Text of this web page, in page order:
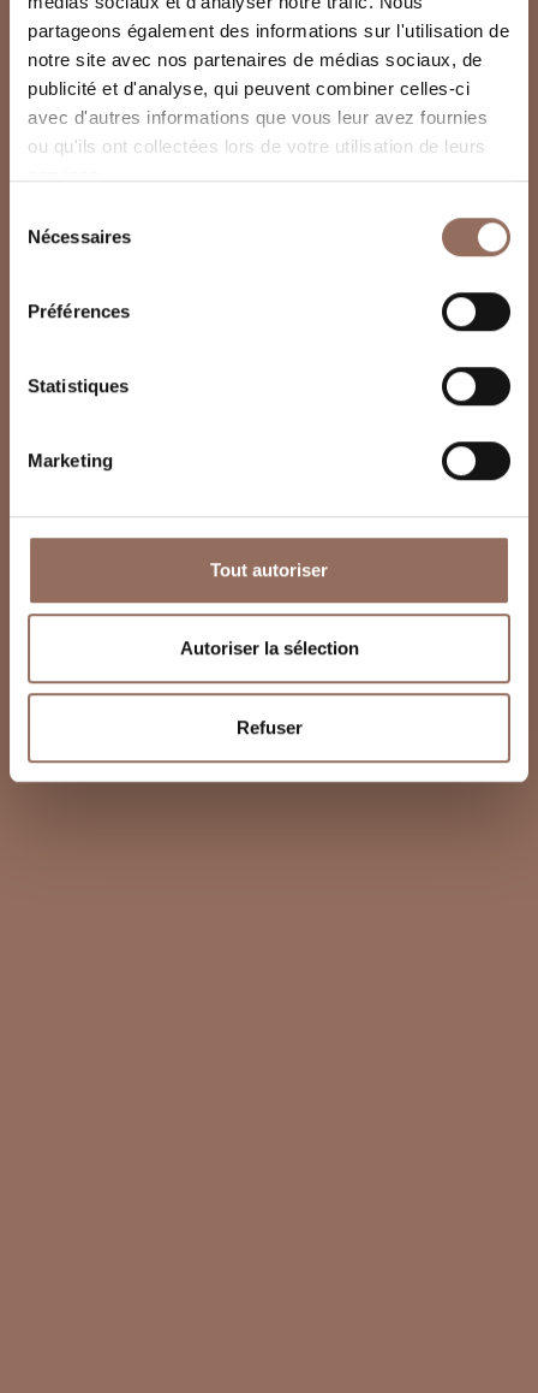
partageons également des informations sur l'utilisation de
notre site avec nos partenaires de médias sociaux, de
publicité et d'analyse, qui peuvent combiner celles-ci
avec d'autres informations que vous leur avez fournies
ou qu'ils ont collectées lors de votre utilisation de leurs
Nécessaires
Préférences
Statistiques
Marketing
Tout autoriser
Autoriser la sélection
Refuser